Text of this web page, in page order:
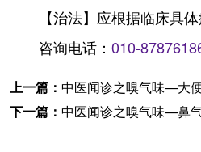
【治法】应根据临床具
咨询电话： 010-
上一篇： 中医闻诊之嗅气味—大
下一篇： 中医闻诊之嗅气味—鼻